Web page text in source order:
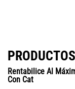
Rentabilice Al
Con Cat